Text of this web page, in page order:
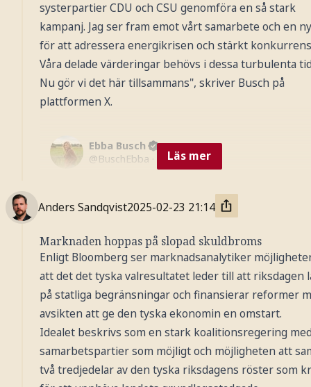
Foto: AP / TT Nyhetsbyrån
systerpartier CDU och CSU genomföra en så stark
kampanj. Jag ser fram emot vårt samarbete och en
för att adressera energikrisen och stärkt
Våra delade värderingar behövs i dessa turbulenta
Nu gör vi det här tillsammans", skriver Busch på
plattformen X.
Ebba Busch
@BuschEbba · Follow
Wahlsieg, lieber @_FriedrichMerz
@CDU
@CSU
carrying out such a strong
campaign. I look forward to our
cooperation and a fresh start to address
the energy crisis and strengthened
competitiveness. Our
8:07 PM · Feb 23, 2025
338
Copy link
Read 46 replies
Läs mer
Anders Sandqvist2025-02-23 21:14
Marknaden hoppas på slopad skuldbroms
Enligt Bloomberg ser marknadsanalytiker
att det det tyska valresultatet leder till att riksdagen
på statliga begränsningar och finansierar reformer
avsikten att ge den tyska ekonomin en omstart.
Idealet beskrivs som en stark koalitionsregering
samarbetspartier som möjligt och möjligheten att
två tredjedelar av den tyska riksdagens röster som